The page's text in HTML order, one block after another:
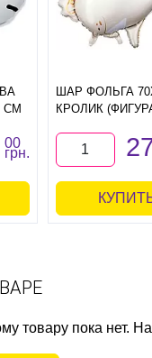
СМ
00
грн.
ШАР ФОЛЬГА
КРОЛИК
товару пока нет.